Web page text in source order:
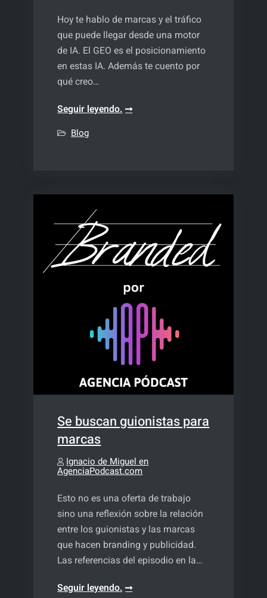
Hoy te hablo de marcas y el tráfico
que puede llegar desde una motor
de IA. El GEO es el posicionamiento
en estas IA. Además te cuento por
qué creo…
Seguir leyendo.Marcas,
Blog
Se buscan guionistas para
marcas
Ignacio de Miguel en
AgenciaPodcast.com
Esto no es una oferta de trabajo
sino una reflexión sobre la relación
entre los guionistas y las marcas
que hacen branding y publicidad.
Las referencias del episodio en la…
Seguir leyendo.Se